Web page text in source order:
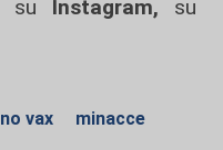
su Instagram, su
no vax
minacce